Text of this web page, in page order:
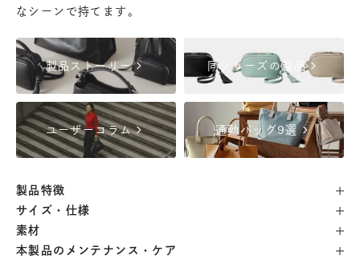
渋谷店 - 在庫 -△
六本木店- 在庫 -△
日本橋店- 在庫 -△
自由が丘店 - 在庫 -×
横浜店
軽井澤工房店
なシーンで持てます。
製品ストーリーchevron_right 同シリーズの製品chevron_right
ユーザーコラムchevron_right 通勤バッグ9選chevron_right
製品特徴
サイズ・仕様
素材
本製品のメンテナンス・ケア